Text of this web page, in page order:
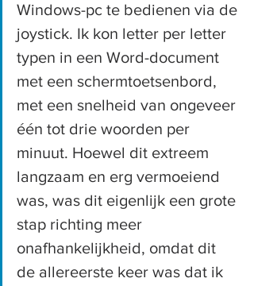
Windows-pc te bedienen via de
joystick. Ik kon letter per letter
typen in een Word-document
met een schermtoetsenbord,
met een snelheid van ongeveer
één tot drie woorden per
minuut. Hoewel dit extreem
langzaam en erg vermoeiend
was, was dit eigenlijk een grote
stap richting meer
onafhankelijkheid, omdat dit
de allereerste keer was dat ik